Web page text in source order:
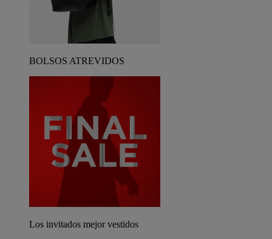
BOLSOS ATREVIDOS
Los invitados mejor vestidos